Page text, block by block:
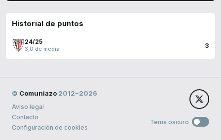
Historial de puntos
24/25
3,0 de media 3
© Comuniazo 2012−2026
Aviso legal
Contacto
Configuración de cookies
Tema oscuro